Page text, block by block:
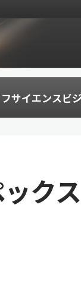
サイエンスビ
ク